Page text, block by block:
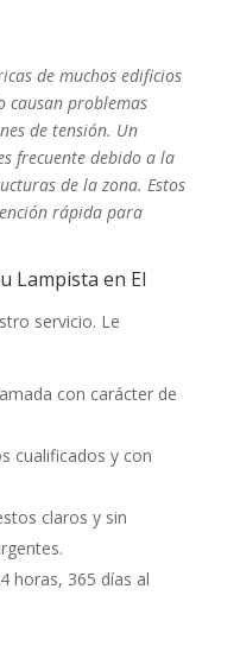
de muchos edificios
causan problemas
de tensión. Un
frecuente debido a la
de la zona. Estos
rápida para
Lampista en El
servicio. Le
con carácter de
cualificados y con
claros y sin
horas, 365 días al